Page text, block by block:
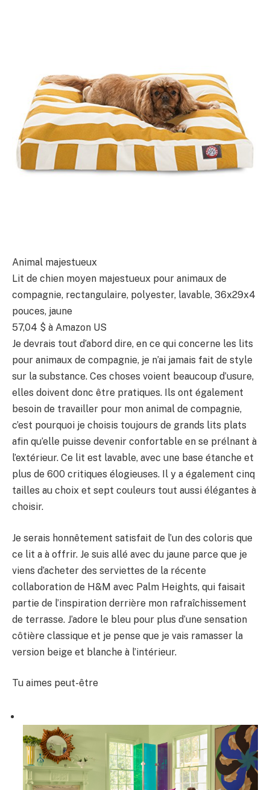
Animal majestueux
Lit de chien moyen majestueux pour animaux de
compagnie, rectangulaire, polyester, lavable, 36x29x4
pouces, jaune
57,04 $ à Amazon US
Je devrais tout d’abord dire, en ce qui concerne les lits
pour animaux de compagnie, je n’ai jamais fait de style
sur la substance. Ces choses voient beaucoup d’usure,
elles doivent donc être pratiques. Ils ont également
besoin de travailler pour mon animal de compagnie,
c’est pourquoi je choisis toujours de grands lits plats
afin qu’elle puisse devenir confortable en se prélnant à
l’extérieur. Ce lit est lavable, avec une base étanche et
plus de 600 critiques élogieuses. Il y a également cinq
tailles au choix et sept couleurs tout aussi élégantes à
choisir.
Je serais honnêtement satisfait de l’un des coloris que
ce lit a à offrir. Je suis allé avec du jaune parce que je
viens d’acheter des serviettes de la récente
collaboration de H&M avec Palm Heights, qui faisait
partie de l’inspiration derrière mon rafraîchissement
de terrasse. J’adore le bleu pour plus d’une sensation
côtière classique et je pense que je vais ramasser la
version beige et blanche à l’intérieur.
Tu aimes peut-être